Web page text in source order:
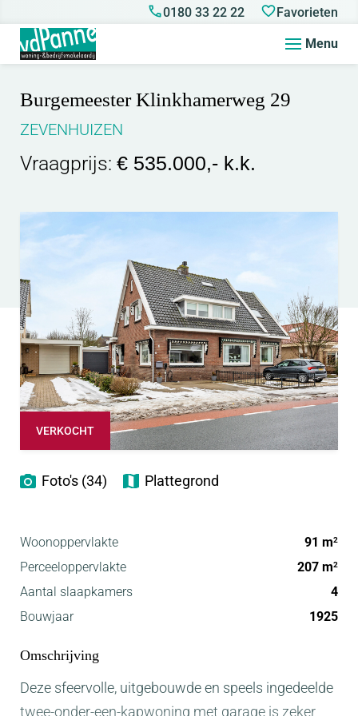
0180 33 22 22 Favorieten
Menu
Burgemeester Klinkhamerweg 29
ZEVENHUIZEN
Vraagprijs: € 535.000,- k.k.
VERKOCHT
Foto's (34) Plattegrond
Woonoppervlakte 91 m2
Perceeloppervlakte 207 m2
Aantal slaapkamers
4
Bouwjaar
1925
Omschrijving
Deze sfeervolle, uitgebouwde en speels ingedeelde
twee-onder-een-kapwoning met garage is zeker